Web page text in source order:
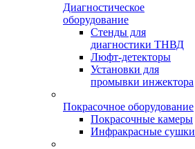
Диагностическое
оборудование
Стенды для
диагностики ТНВД
Люфт-детекторы
Установки для
промывки инжектора
Покрасочное оборудование
Покрасочные камеры
Инфракрасные сушки